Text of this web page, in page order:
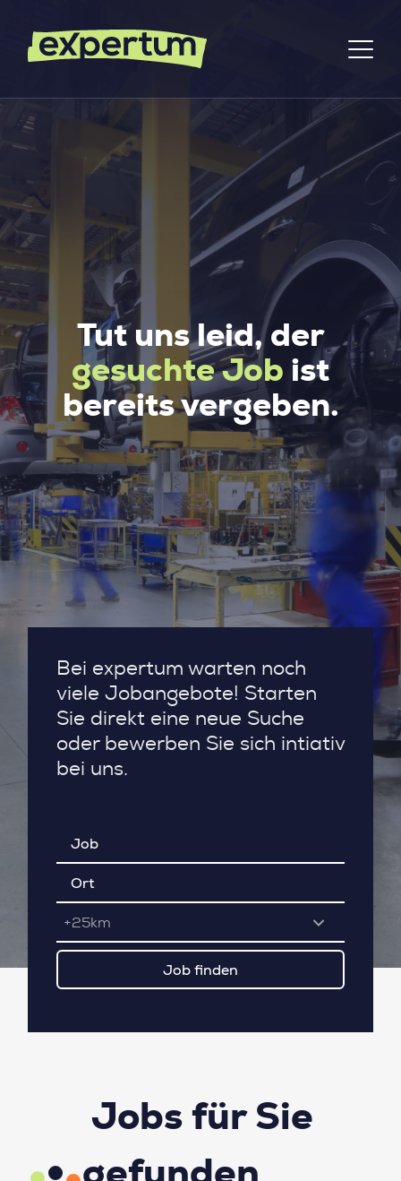
Tut uns leid, der
gesuchte Job ist
bereits vergeben.
Bei expertum warten noch
viele Jobangebote! Starten
Sie direkt eine neue Suche
oder bewerben Sie sich intiativ
bei uns.
+25km